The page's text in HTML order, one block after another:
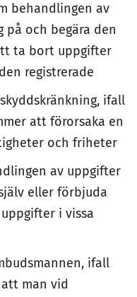
behandlingen av
på och begära den
ta bort uppgifter
registrerade
ifall
att förorsaka en
och friheter
av uppgifter
eller förbjuda
i vissa
ifall
man vid